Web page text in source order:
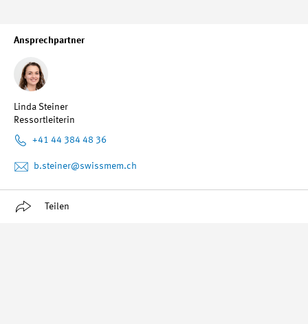
Ansprechpartner
Linda Steiner
Ressortleiterin
+41 44 384 48 36
b.steiner@swissmem.ch
Teilen